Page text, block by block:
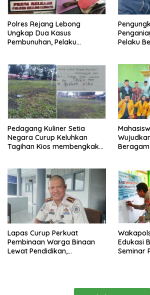
Polres Rejang Lebong
Ungkap Dua Kasus
Pembunuhan, Pelaku
Pelaku
Pedagang Kuliner Setia
Negara Curup Keluhkan
Tagihan Kios membengkak
Lapas Curup Perkuat
Pembinaan Warga Binaan
Lewat Pendidikan,
Edukasi
Seminar